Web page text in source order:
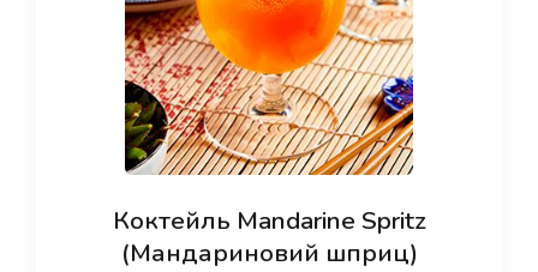
Коктейль Mandarine Spritz
(Мандариновий шприц)